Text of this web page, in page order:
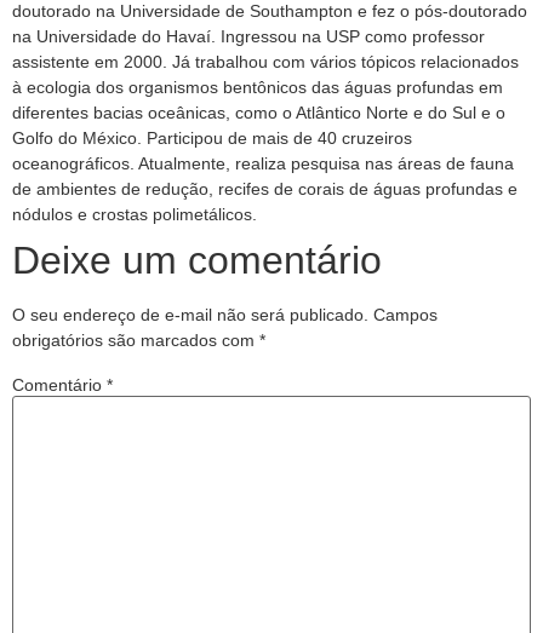
doutorado na Universidade de Southampton e fez o pós-doutorado
na Universidade do Havaí. Ingressou na USP como professor
assistente em 2000. Já trabalhou com vários tópicos relacionados
à ecologia dos organismos bentônicos das águas profundas em
diferentes bacias oceânicas, como o Atlântico Norte e do Sul e o
Golfo do México. Participou de mais de 40 cruzeiros
oceanográficos. Atualmente, realiza pesquisa nas áreas de fauna
de ambientes de redução, recifes de corais de águas profundas e
nódulos e crostas polimetálicos.
Deixe um comentário
O seu endereço de e-mail não será publicado. Campos
obrigatórios são marcados com *
Comentário *